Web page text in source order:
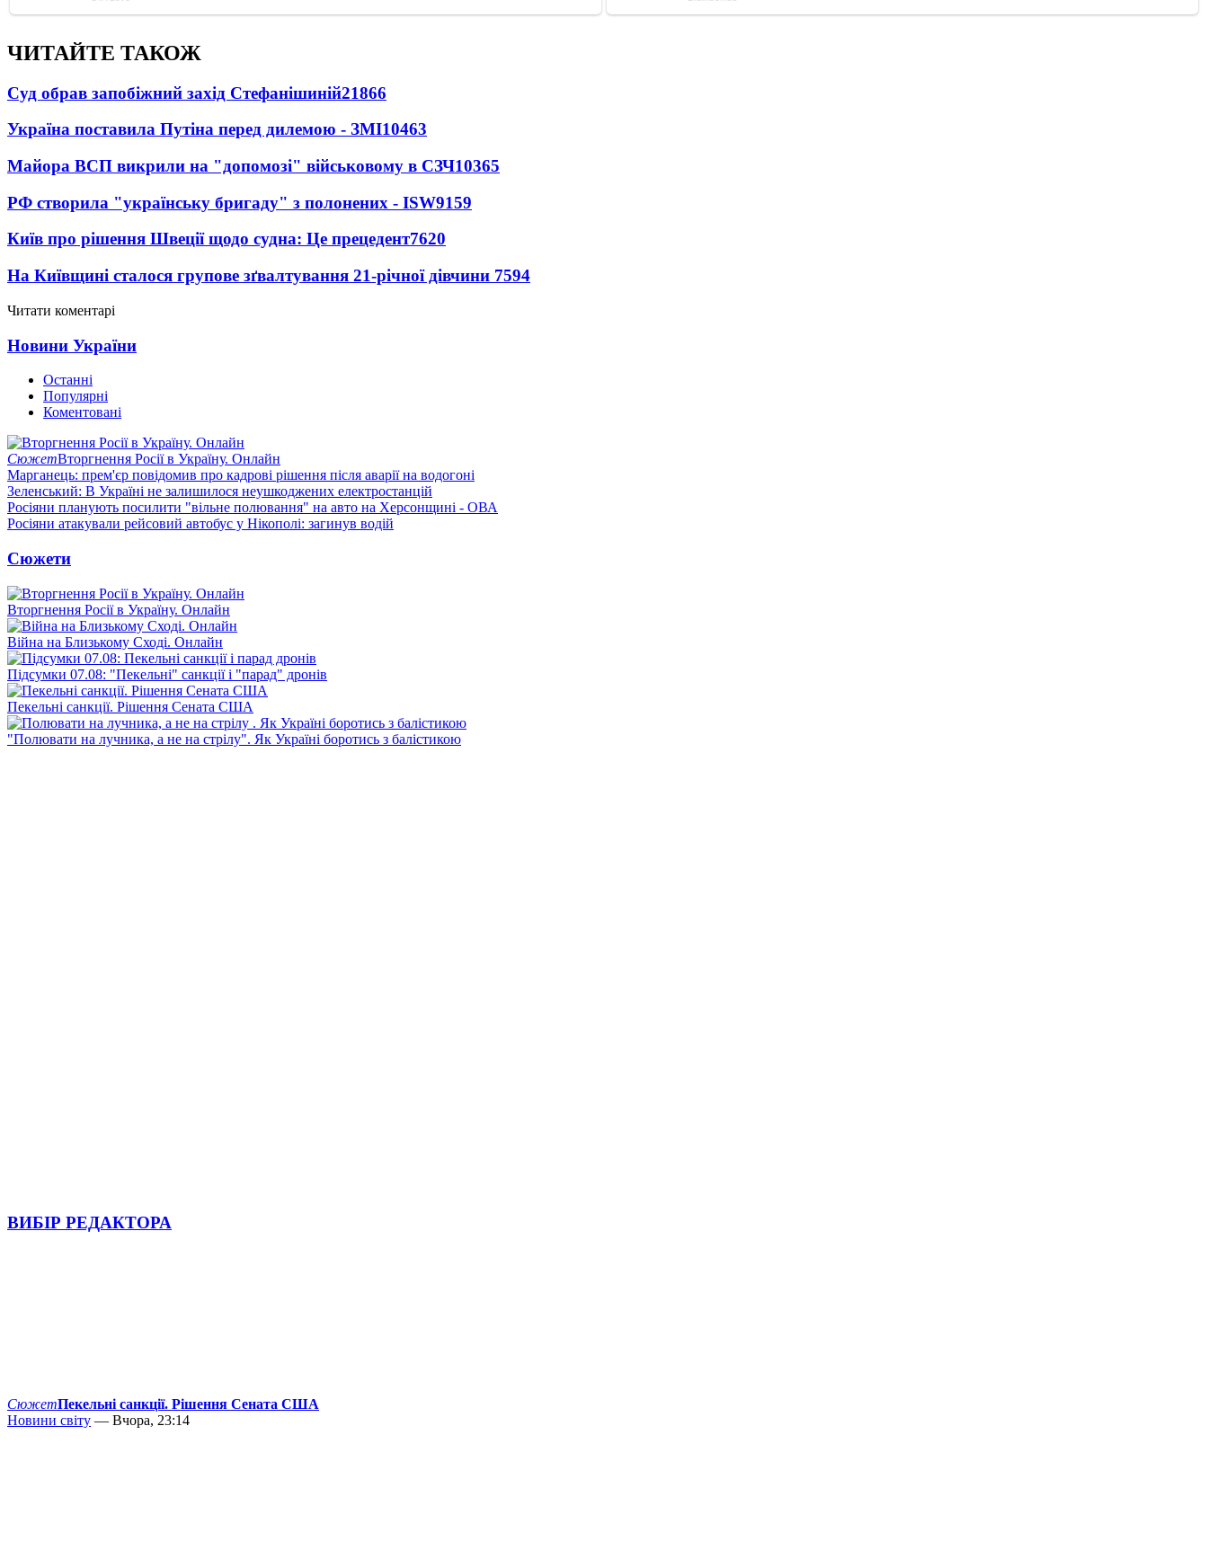
ЧИТАЙТЕ ТАКОЖ
Суд обрав запобіжний захід Стефанішиній21866
Україна поставила Путіна перед дилемою - ЗМІ10463
Майора ВСП викрили на "допомозі" військовому в СЗЧ10365
РФ створила "українську бригаду" з полонених - ISW9159
Київ про рішення Швеції щодо судна: Це прецедент7620
На Київщині сталося групове зґвалтування 21-річної дівчини 7594
Читати коментарі
Новини України
Останні
Популярні
Коментовані
СюжетВторгнення Росії в Україну. Онлайн
Марганець: прем'єр повідомив про кадрові рішення після аварії на водогоні
Зеленський: В Україні не залишилося неушкоджених електростанцій
Росіяни планують посилити "вільне полювання" на авто на Херсонщині - ОВА
Росіяни атакували рейсовий автобус у Нікополі: загинув водій
Сюжети
Вторгнення Росії в Україну. Онлайн
Війна на Близькому Сході. Онлайн
Підсумки 07.08: "Пекельні" санкції і "парад" дронів
Пекельні санкції. Рішення Сената США
"Полювати на лучника, а не на стрілу". Як Україні боротись з балістикою
ВИБІР РЕДАКТОРА
СюжетПекельні санкції. Рішення Сената США
Новини світу — Вчора, 23:14